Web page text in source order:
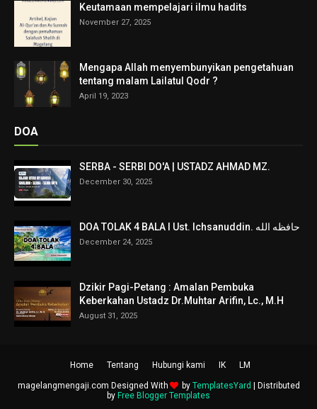
Keutamaan mempelajari ilmu hadits
November 27, 2025
Mengapa Allah menyembunyikan pengetahuan
tentang malam Lailatul Qodr ?
April 19, 2023
DOA
SERBA - SERBI DO'A | USTADZ AHMAD MZ.
December 30, 2025
DOA TOLAK 4 BALA I Ust. Ichsanuddin. حافظه الله
December 24, 2025
Dzikir Pagi-Petang : Amalan Pembuka
Keberkahan Ustadz Dr.Muhtar Arifin, Lc., M.H
August 31, 2025
Home Tentang Hubungi kami IK LM
magelangmengaji.com Designed With by TemplatesYard | Distributed
by Free Blogger Templates